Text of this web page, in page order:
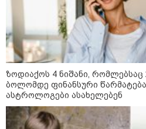
დაეშვა
გიორგი
დღეებში,
სხვა
მინახავს
ვიცი
გიგა
არის
თუ ირიბი
ზოდიაქოს 4 ნიშანი,
ბოლომდე ფინანსური
ასტროლოგები ასახელებენ